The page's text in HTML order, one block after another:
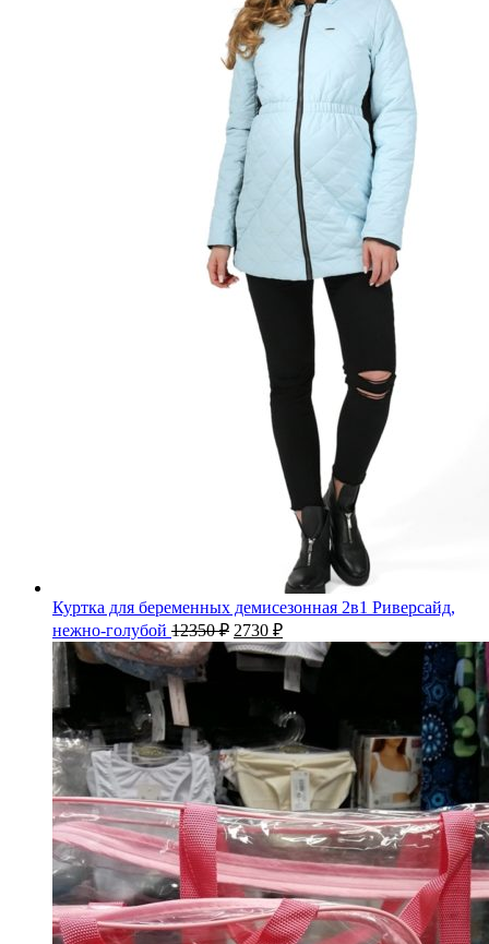
Куртка для беременных демисезонная 2в1 Риверсайд,
нежно-голубой 12350₽ 2730 ₽